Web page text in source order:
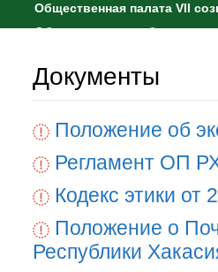
Общественная палата VII
Общественные наблюдения
Документы
Положение об
Регламент ОП
Кодекс этики от
Положение о
Республики